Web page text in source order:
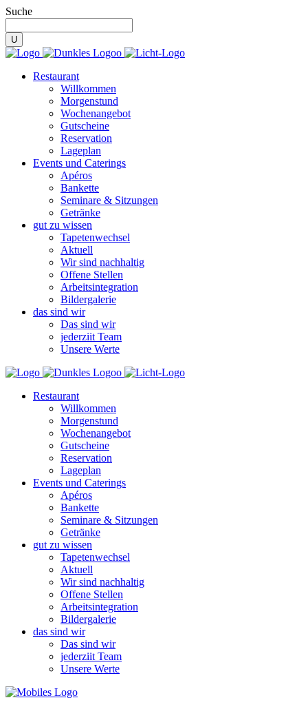
Suche
Restaurant
Willkommen
Morgenstund
Wochenangebot
Gutscheine
Reservation
Lageplan
Events und Caterings
Apéros
Bankette
Seminare & Sitzungen
Getränke
gut zu wissen
Tapetenwechsel
Aktuell
Wir sind nachhaltig
Offene Stellen
Arbeitsintegration
Bildergalerie
das sind wir
Das sind wir
jederziit Team
Unsere Werte
Restaurant
Willkommen
Morgenstund
Wochenangebot
Gutscheine
Reservation
Lageplan
Events und Caterings
Apéros
Bankette
Seminare & Sitzungen
Getränke
gut zu wissen
Tapetenwechsel
Aktuell
Wir sind nachhaltig
Offene Stellen
Arbeitsintegration
Bildergalerie
das sind wir
Das sind wir
jederziit Team
Unsere Werte